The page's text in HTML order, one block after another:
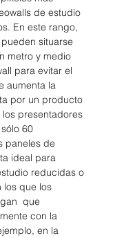
de estudio
En este rango,
situarse
metro y medio
para evitar el
aumenta la
por un producto
presentadores
60
paneles de
ideal para
reducidas o
los que los
que
con la
en la